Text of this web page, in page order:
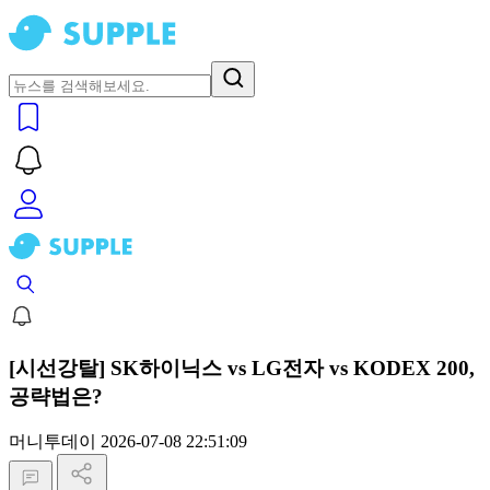
[시선강탈] SK하이닉스 vs LG전자 vs KODEX 200,
공략법은?
머니투데이 2026-07-08 22:51:09